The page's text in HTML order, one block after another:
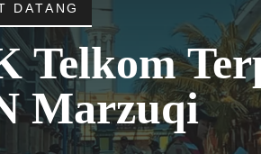
DATANG
Telkom
Marzuqi